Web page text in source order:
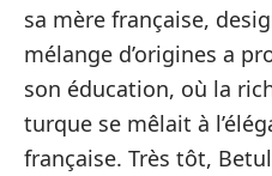
sa mère française,
mélange d’origines a
son éducation, où la
turque se mêlait à
française. Très tôt,